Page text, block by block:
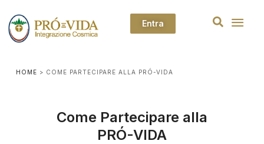
Entra
HOME > COME PARTECIPARE ALLA PRÓ-VIDA
Come Partecipare alla
PRÓ-VIDA